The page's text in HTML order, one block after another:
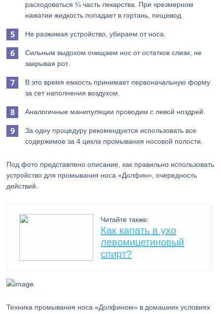
расходоваться ¼ часть лекарства. При чрезмерном
нажатии жидкость попадает в гортань, пищевод.
Не разжимая устройство, убираем от носа.
Сильным выдохом очищаем нос от остатков слизи, не
закрывая рот.
В это время емкость принимает первоначальную форму
за сет наполнения воздухом.
Аналогичные манипуляции проводим с левой ноздрей.
За одну процедуру рекомендуется использовать все
содержимое за 4 цикла промывания носовой полости.
Под фото представлено описание, как правильно использовать
устройство для промывания носа «Долфин», очередность
действий.
Читайте также:
Как капать в ухо
левомицетиновый
спирт?
Техника промывания носа «Долфином» в домашних условиях